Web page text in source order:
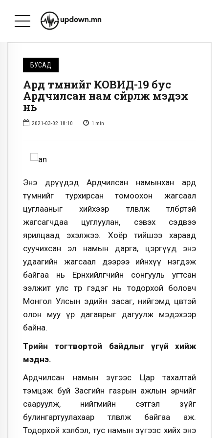
БУСАД
Ард түмнийг КОВИД-19 бус
Ардчилсан нам сүйрүүлж мэдэх
нь
2021-03-02 18:10 1 min
Энэ өдрүүдэд Ардчилсан намынхан ард
түмнийг турхирсан томоохон жагсаал
цуглааныг хийхээр төлөвлөж төлбөртэй
жагсагчдаа цуглуулан, сэвэх сэдвээ
ярилцаад эхэлжээ. Хоёр тийшээ хараад
суучихсан эл намын дарга, цэргүүд энэ
удаагийн жагсаал дээрээ ийнхүү нэгдэж
байгаа нь Ерөнхийлөгчийн сонгууль угтсан
ээлжит улс төр гэдэг нь тодорхой боловч
Монгол Улсын эдийн засаг, нийгэмд цөвтэй
олон муу үр дагаврыг дагуулж мэдэхээр
байна.
Төрийн тогтвортой байдлыг үгүй хийж
мэднэ.
Ардчилсан намын зүгээс Цар тахалтай
тэмцэж буй Засгийн газрын ажлын эрчийг
сааруулж, нийгмийн сэтгэл зүйг
булингартуулахаар төлөвлөж байгаа аж.
Тодорхой хэлбэл, тус намын зүгээс хийх энэ